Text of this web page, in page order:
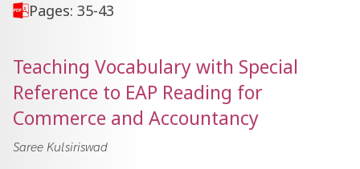
Pages: 35-43
Teaching Vocabulary with Special
Reference to EAP Reading for
Commerce and Accountancy
Saree Kulsiriswad